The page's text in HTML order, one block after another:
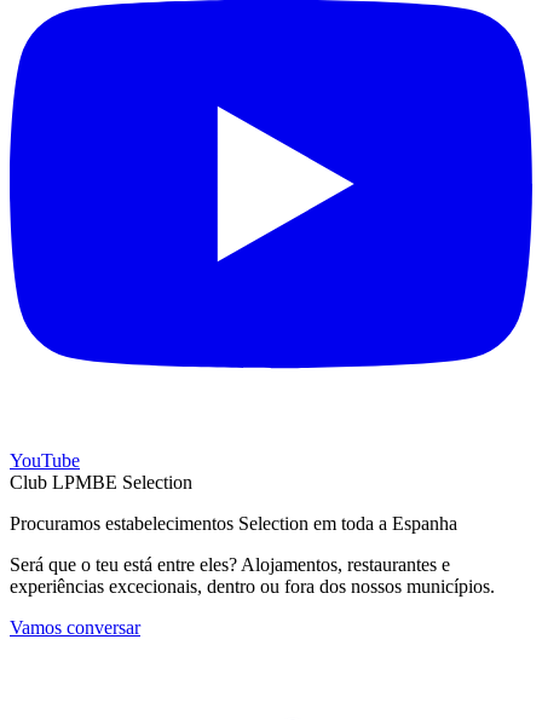
YouTube
Club LPMBE Selection
Procuramos estabelecimentos Selection em toda a Espanha
Será que o teu está entre eles? Alojamentos, restaurantes e
experiências excecionais, dentro ou fora dos nossos municípios.
Vamos conversar